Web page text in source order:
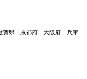
賀県 京都府 大阪府 兵庫